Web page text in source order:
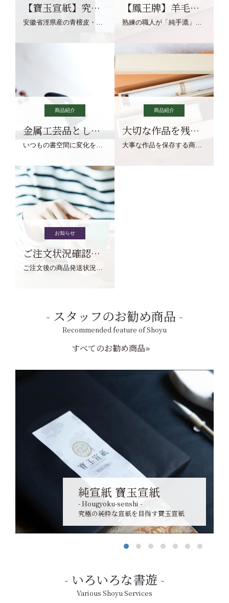
【寶玉宣紙】究極の純粋な宣紙を目指す寶玉宣紙
安徽省涇県産の青檀皮・砂田稲藁・清らかな渓流水、熟練手漉き職人の卓越した手漉技術による最高級の純宣紙です。
【鳳王牌】羊毛筆×濃墨での揮毫に最適な宣紙系画仙紙
熟練の職人が「純手漉」で漉きあげる書画紙。宣紙を好まれるお客様向けの棉料単宣に漉きあげました。
商品紹介
金属工芸品としての文鎮
いつもの書空間に変化を与えてくれる、見ているだけで愉しくなる金属工芸品の文鎮をご紹介します。
商品紹介
大切な作品を残す作品保存商品
大事な作品を保存する商品を取りまとめてご紹介ます。
お知らせ
ご注文状況確認について
ご注文後の商品発送状況については、こちらからご確認くださいませ。
スタッフのお勧め商品
Recommended feature of Shoyu
すべてのお勧め商品»
純宣紙 寶玉宣紙
- Hougyoku-senshi -
究極の純粋な宣紙を目指す寶玉宣紙
いろいろな書遊
Various Shoyu Services